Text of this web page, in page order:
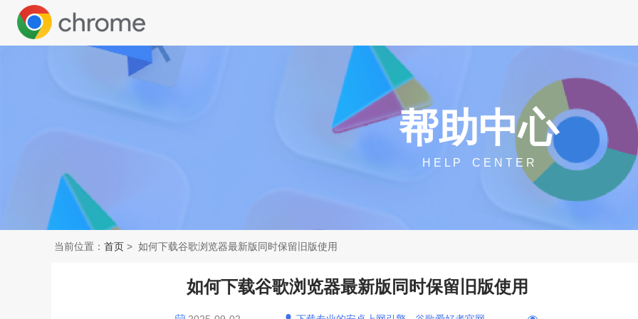
帮助中心
H E L P C E N T E R
当前位置： 首页 > 如何下载谷歌浏览器最新版同时保留旧版使用
如何下载谷歌浏览器最新版同时保留旧版使用